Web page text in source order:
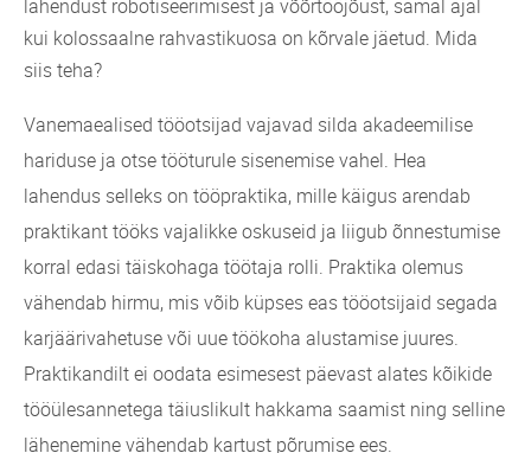
lahendust robotiseerimisest ja võõrtööjõust, samal ajal
kui kolossaalne rahvastikuosa on kõrvale jäetud. Mida
siis teha?
Vanemaealised tööotsijad vajavad silda akadeemilise
hariduse ja otse tööturule sisenemise vahel. Hea
lahendus selleks on tööpraktika, mille käigus arendab
praktikant tööks vajalikke oskuseid ja liigub õnnestumise
korral edasi täiskohaga töötaja rolli. Praktika olemus
vähendab hirmu, mis võib küpses eas tööotsijaid segada
karjäärivahetuse või uue töökoha alustamise juures.
Praktikandilt ei oodata esimesest päevast alates kõikide
tööülesannetega täiuslikult hakkama saamist ning selline
lähenemine vähendab kartust põrumise ees.